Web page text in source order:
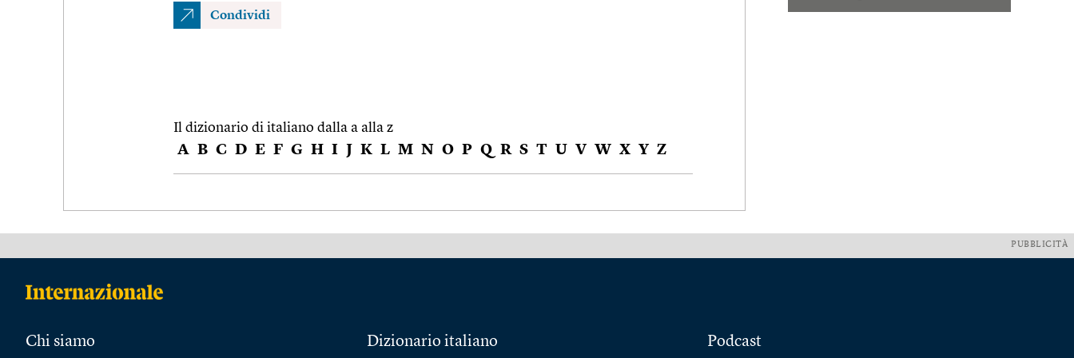
Condividi
Il dizionario di italiano dalla a alla z
A B C D E F G H I J K L M N O P Q R S T U V W X Y Z
PUBBLICITÀ
Chi siamo Dizionario italiano Podcast